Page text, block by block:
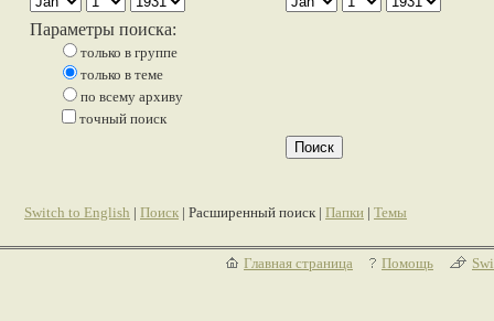
Параметры поиска:
только в группе
только в теме
по всему архиву
точный поиск
Switch to English | Поиск | Расширенный поиск | Папки | Темы
Главная страница Помощь